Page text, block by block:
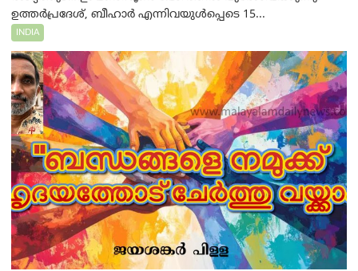
ഉത്തർപ്രദേശ്, ബീഹാർ എന്നിവയുൾപ്പെടെ 15...
INDIA